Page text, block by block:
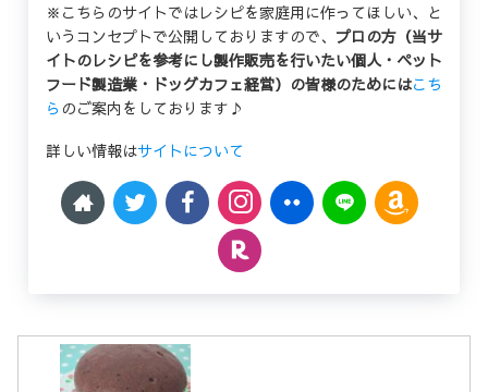
※こちらのサイトではレシピを家庭用に作ってほしい、と
いうコンセプトで公開しておりますので、 プロの方（当サ
イトのレシピを参考にし製作販売を行いたい個人・ペット
フード製造業・ドッグカフェ経営）の皆様のためにはこち
ら のご案内をしております♪
詳しい情報はサイトについて